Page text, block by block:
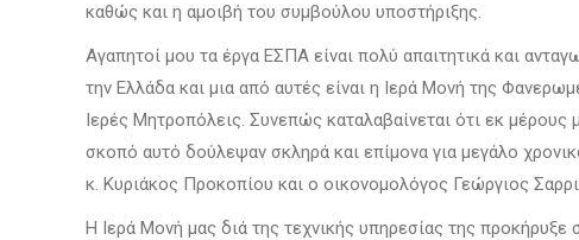
καθώς και η αμοιβή του συμβούλου υποστήριξης.
Αγαπητοί μου τα έργα ΕΣΠΑ είναι πολύ απαιτητικά και
την Ελλάδα και μια από αυτές είναι η Ιερά Μονή της
Ιερές Μητροπόλεις. Συνεπώς καταλαβαίνεται ότι εκ μέρους
σκοπό αυτό δούλεψαν σκληρά και επίμονα για μεγάλο
κ. Κυριάκος Προκοπίου και ο οικονομολόγος Γεώργιος
Η Ιερά Μονή μας διά της τεχνικής υπηρεσίας της